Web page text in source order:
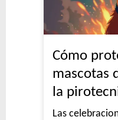
Cómo
mascotas
la
Las